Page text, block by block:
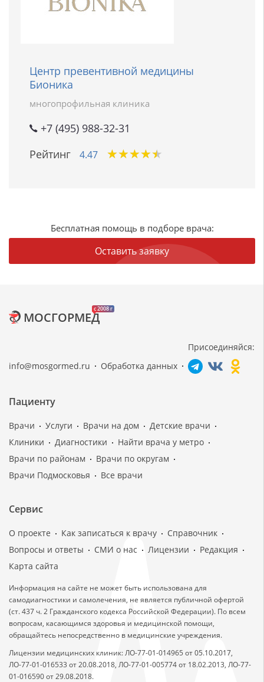
Центр превентивной медицины
Бионика
многопрофильная клиника
+7 (495) 988-32-31
Рейтинг
4.47 ★★★★★
★★★★★
Бесплатная помощь в подборе врача:
Оставить заявку
c 2008 г
МОСГОРМЕД
info@mosgormed.ru Обработка данных
Присоединяйся:
Пациенту
Врачи Услуги Врачи на дом
Детские врачи
Клиники
Диагностики
Найти врача у метро
Врачи по районам
Врачи по округам
Врачи Подмосковья
Все врачи
Сервис
О проекте Как записаться к врачу
Справочник
Вопросы и ответы
СМИ о нас Лицензии
Редакция
Карта сайта
Информация на сайте не может быть использована для
самодиагностики и самолечения, не является публичной офертой
(ст. 437 ч. 2 Гражданского кодекса Российской Федерации). По всем
вопросам, касающимся здоровья и медицинской помощи,
обращайтесь непосредственно в медицинские учреждения.
Лицензии медицинских клиник: ЛО-77-01-014965 от 05.10.2017,
ЛО-77-01-016533 от 20.08.2018, ЛО-77-01-005774 от 18.02.2013, ЛО-77-
01-016590 от 29.08.2018.